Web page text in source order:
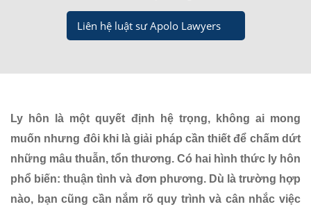
Liên hệ luật sư Apolo Lawyers
Ly hôn là một quyết định hệ trọng, không ai mong
muốn nhưng đôi khi là giải pháp cần thiết để chấm dứt
những mâu thuẫn, tổn thương. Có hai hình thức ly hôn
phổ biến: thuận tình và đơn phương. Dù là trường hợp
nào, bạn cũng cần nắm rõ quy trình và cân nhắc việc